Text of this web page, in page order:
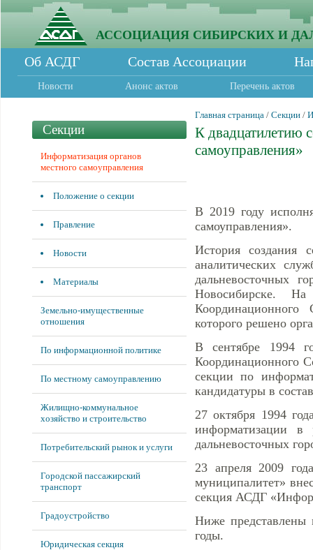
АССОЦИАЦИЯ СИБИРСКИХ И
Об АСДГ Состав Ассоциации
Новости Анонс актов Перечень актов
Секции
Информатизация органов
местного самоуправления
Положение о секции
Правление
Новости
Материалы
Земельно-имущественные
отношения
По информационной политике
По местному самоуправлению
Жилищно-коммунальное
хозяйство и строительство
Потребительский рынок и услуги
Городской пассажирский
транспорт
Градоустройство
Юридическая секция
Главная страница / Секции /
К двадцатилетию
самоуправления»
В 2019 году
самоуправления».
История создания
аналитических
дальневосточных
Новосибирске.
Координационного
которого решено
В сентябре 1994
Координационного
секции по
кандидатуры в
27 октября 1994
информатизации в
дальневосточных
23 апреля 2009
муниципалитет»
секция АСДГ
Ниже представлены
годы.